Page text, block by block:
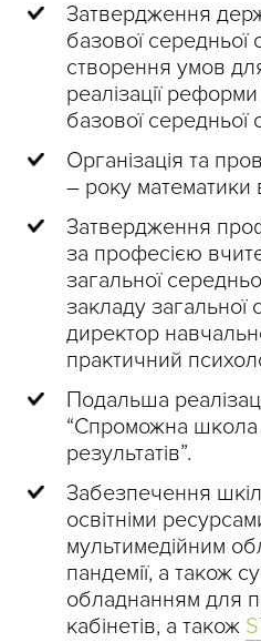
Затвердження
базової середньої
створення умов
реалізації
базової середньої
Організація та
– року математики
Затвердження
за професією
загальної
закладу загальної
директор
практичний
Подальша р
“Спроможна
результатів”.
Забезпечення
освітніми
мультимедійним
пандемії, а також
обладнанням для
кабінетів, а також